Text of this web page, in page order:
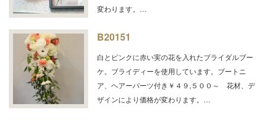
変わります。…
B20151
白とピンクに赤い実の花を入れたブライダルブー
ケ。ブライディーを使用しています。ブートニ
ア、ヘアーパーツ付き￥４９,５００～ 花材、デ
ザインにより価格が変わります。…